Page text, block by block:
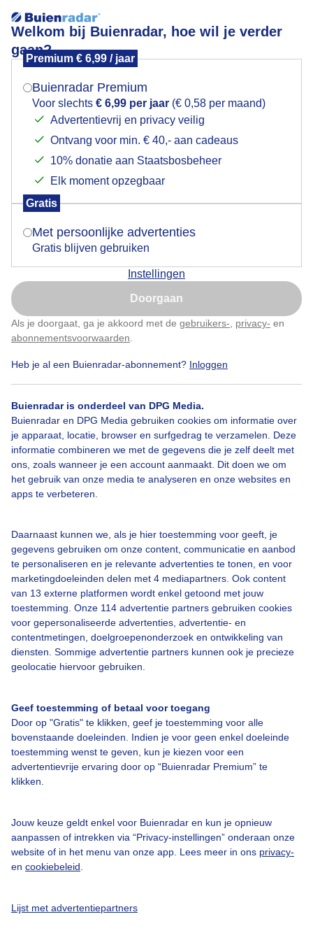
Welkom bij Buienradar, hoe wil je verder
gaan?
Premium € 6,99 / jaar
Buienradar Premium
Voor slechts € 6,99 per jaar (€ 0,58 per maand)
Advertentievrij en privacy veilig
Ontvang voor min. € 40,- aan cadeaus
10% donatie aan Staatsbosbeheer
Elk moment opzegbaar
Gratis
Met persoonlijke advertenties
Gratis blijven gebruiken
Instellingen
Doorgaan
Als je doorgaat, ga je akkoord met de gebruikers- privacy- en
abonnementsvoorwaarden
Heb je al een Buienradar-abonnement? Inloggen
Buienradar is onderdeel van DPG Media.
Buienradar en DPG Media gebruiken cookies om informatie over
je apparaat, locatie, browser en surfgedrag te verzamelen. Deze
informatie combineren we met de gegevens die je zelf deelt met
ons, zoals wanneer je een account aanmaakt. Dit doen we om
het gebruik van onze media te analyseren en onze websites en
apps te verbeteren.
Daarnaast kunnen we, als je hier toestemming voor geeft, je
gegevens gebruiken om onze content, communicatie en aanbod
te personaliseren en je relevante advertenties te tonen, en voor
marketingdoeleinden delen met 4 mediapartners. Ook content
van 13 externe platformen wordt enkel getoond met jouw
toestemming. Onze 114 advertentie partners gebruiken cookies
voor gepersonaliseerde advertenties, advertentie- en
contentmetingen, doelgroepenonderzoek en ontwikkeling van
diensten. Sommige advertentie partners kunnen ook je precieze
geolocatie hiervoor gebruiken.
Geef toestemming of betaal voor toegang
Door op "Gratis" te klikken, geef je toestemming voor alle
bovenstaande doeleinden. Indien je voor geen enkel doeleinde
toestemming wenst te geven, kun je kiezen voor een
advertentievrije ervaring door op “Buienradar Premium” te
klikken.
Jouw keuze geldt enkel voor Buienradar en kun je opnieuw
aanpassen of intrekken via “Privacy-instellingen” onderaan onze
website of in het menu van onze app. Lees meer in ons privacy-
en cookiebeleid
Lijst met advertentiepartners
Terwolde 17.50
Door: public Gemaakt: 08-07-2025, 63x bekeken
Over Buienradar
Bedrijfsgegevens
Veelgestelde vragen
Toegankelijkheid
Gebruikersvoorwaarden
Adverteren
Buienradar Team
Cookie beleid
Privacy instellingen
@BuienradarNL
Mogen we je locatie gebruiken voor het
Indien je hier nog geen akkoord op hebt gegeven,
verschijnt er zo een pop-up uit je browser waarin
Is goed, toon de popup
Nu niet, misschien later
Klik hierom dit aan te passen